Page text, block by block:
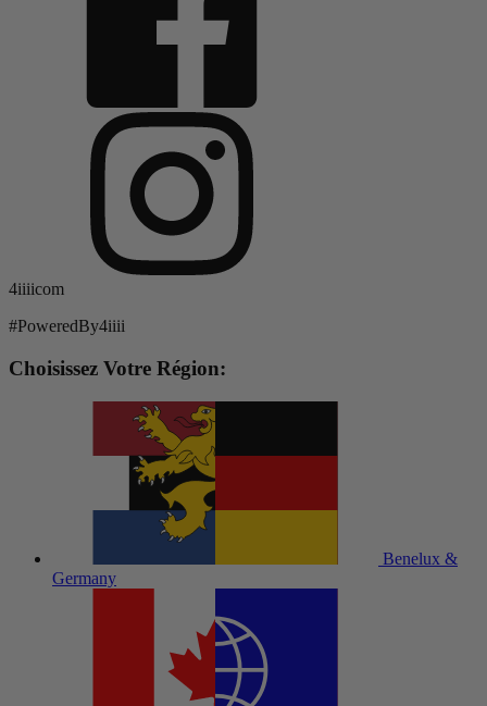
4iiiicom
#PoweredBy4iiii
Choisissez Votre Région:
Benelux &
Germany